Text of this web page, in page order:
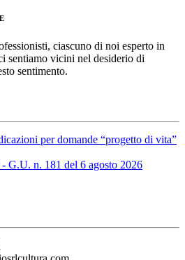
ciascuno di noi esperto in
sentiamo vicini nel desiderio di
sentimento.
per domande “progetto di vita”
G.U. n. 181 del 6 agosto 2026